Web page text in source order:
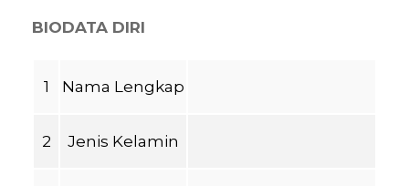
BIODATA DIRI
1 Nama Lengkap
2 Jenis Kelamin